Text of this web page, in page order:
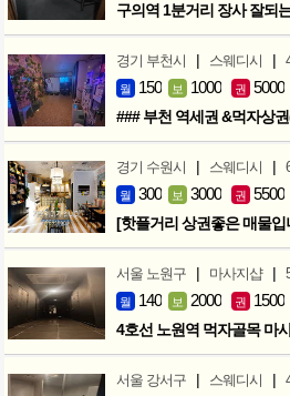
구의역 1분거리 장사 잘되
경기 부천시 | 스웨디시 |
월 150 보 1000 권 5000
경기 수원시 | 스웨디시 |
월 300 보 3000 권 5500
[핫플거리 상권좋은 매물
서울 노원구 | 마사지샵 |
월 140 보 2000 권 1500
4호선 노원역 먹자골목 마
서울 강서구 | 스웨디시 |